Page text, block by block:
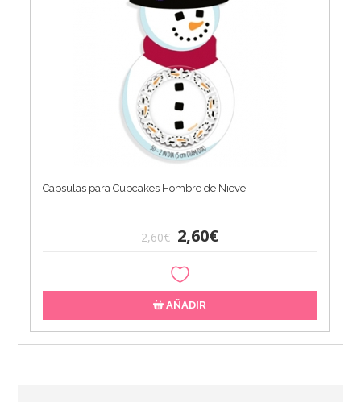
Cápsulas para Cupcakes Hombre de Nieve
2,60€ 2,60€
AÑADIR